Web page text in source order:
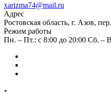
xarizma74@mail.ru
Адрес
Ростовская область, г. Азов,
Режим работы
Пн. – Пт.: с 8:00 до 20:00 Сб. –